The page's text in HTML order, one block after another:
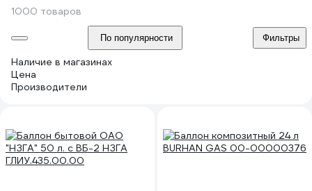
1000 товаров
По популярности Фильтры
Наличие в магазинах
Цена
Производители